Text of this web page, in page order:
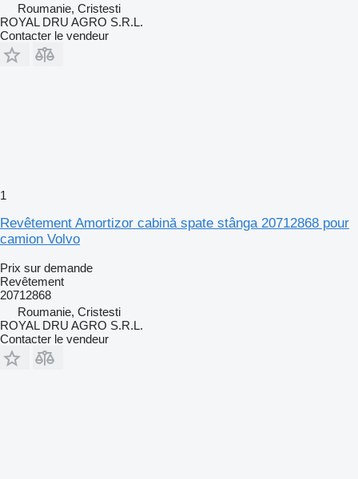
Roumanie, Cristesti
ROYAL DRU AGRO S.R.L.
Contacter le vendeur
1
Revêtement Amortizor cabină spate stânga 20712868 pour
camion Volvo
Prix sur demande
Revêtement
20712868
Roumanie, Cristesti
ROYAL DRU AGRO S.R.L.
Contacter le vendeur